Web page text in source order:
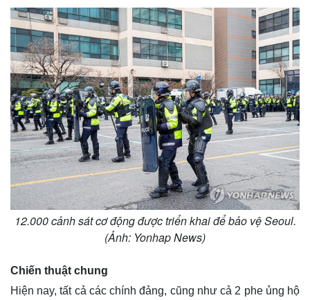
12.000 cảnh sát cơ động được triển khai để bảo vệ Seoul.
(Ảnh: Yonhap News)
Chiến thuật chung
Hiện nay, tất cả các chính đảng, cũng như cả 2 phe ủng hộ